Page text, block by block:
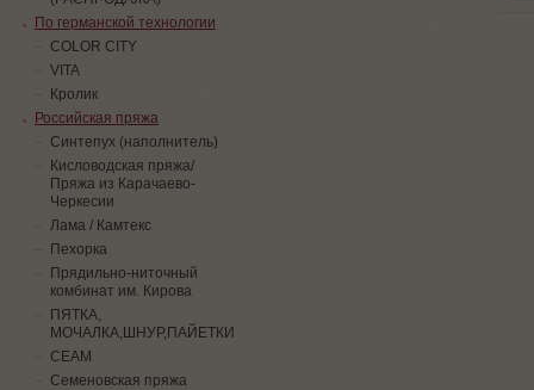
По германской технологии
COLOR CITY
VITA
Кролик
Российская пряжа
Синтепух (наполнитель)
Кисловодская пряжа/
Пряжа из Карачаево-
Черкесии
Лама / Камтекс
Пехорка
Прядильно-ниточный
комбинат им. Кирова
ПЯТКА,
МОЧАЛКА,ШНУР,ПАЙЕТКИ
СЕАМ
Семеновская пряжа